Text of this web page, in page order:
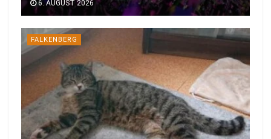
6. AUGUST 2026
FALKENBERG